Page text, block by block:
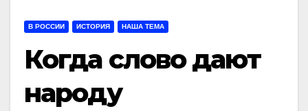
В РОССИИ ИСТОРИЯ НАША ТЕМА
Когда слово дают
народу